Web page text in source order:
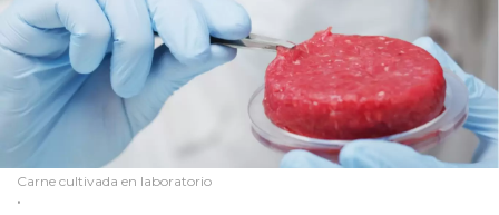
Carne cultivada en laboratorio
.